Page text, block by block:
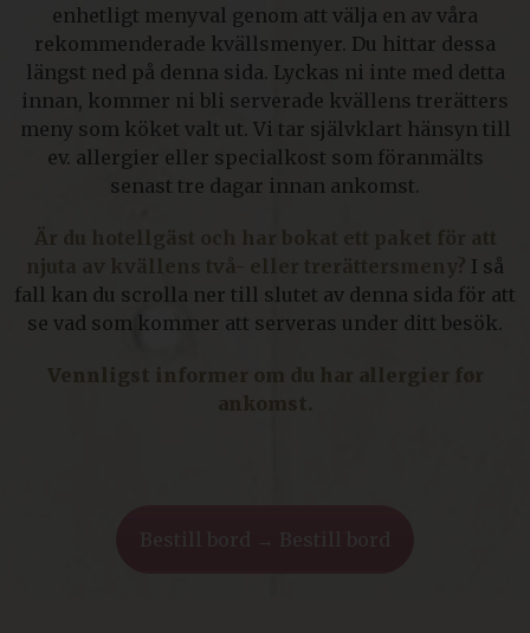
enhetligt menyval genom att välja en av våra
rekommenderade kvällsmenyer. Du hittar dessa
längst ned på denna sida. Lyckas ni inte med detta
innan, kommer ni bli serverade kvällens trerätters
meny som köket valt ut. Vi tar självklart hänsyn till
ev. allergier eller specialkost som föranmälts
senast tre dagar innan ankomst.
Är du hotellgäst och har bokat ett paket för att
njuta av kvällens två- eller trerättersmeny? I så
fall kan du scrolla ner till slutet av denna sida för att
se vad som kommer att serveras under ditt besök.
Vennligst informer om du har allergier før
ankomst.